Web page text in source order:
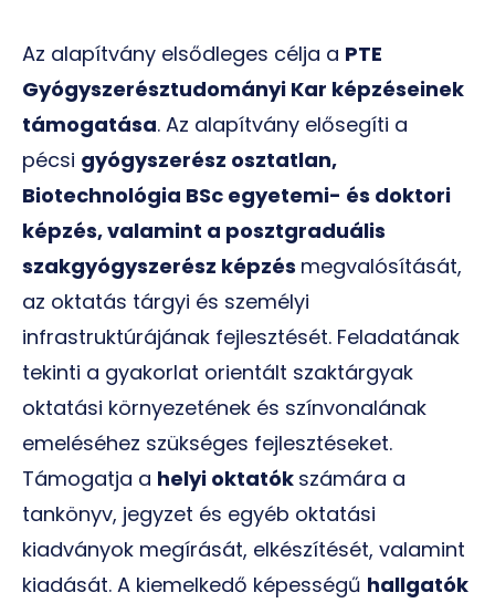
Az alapítvány elsődleges célja a PTE
Gyógyszerésztudományi Kar képzéseinek
támogatása. Az alapítvány elősegíti a
pécsi gyógyszerész osztatlan,
Biotechnológia BSc egyetemi- és doktori
képzés, valamint a posztgraduális
szakgyógyszerész képzés megvalósítását,
az oktatás tárgyi és személyi
infrastruktúrájának fejlesztését. Feladatának
tekinti a gyakorlat orientált szaktárgyak
oktatási környezetének és színvonalának
emeléséhez szükséges fejlesztéseket.
Támogatja a helyi oktatók számára a
tankönyv, jegyzet és egyéb oktatási
kiadványok megírását, elkészítését, valamint
kiadását. A kiemelkedő képességű hallgatók